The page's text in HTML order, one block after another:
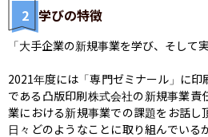
2 学びの特徴
「大手企業の新規事業を学び、そして
2021年度には「専門ゼミナール」に印
である凸版印刷株式会社の新規事業責
業における新規事業での課題をお話し
日々どのようなことに取り組んでいる